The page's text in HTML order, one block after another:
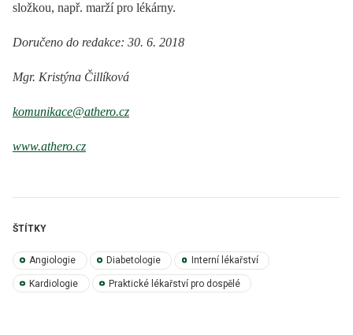
složkou, např. marží pro lékárny.
Doručeno do redakce: 30. 6. 2018
Mgr. Kristýna Čillíková
komunikace@athero.cz
www.athero.cz
ŠTÍTKY
Angiologie Diabetologie Interní lékařství
Kardiologie Praktické lékařství pro dospělé